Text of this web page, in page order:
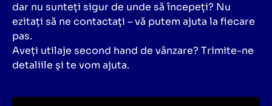
dar nu sunteți sigur de unde să începeți? Nu
ezitați să ne contactați – vă putem ajuta la fiecare
pas.
Aveți utilaje second hand de vânzare? Trimite-ne
detaliile și te vom ajuta.